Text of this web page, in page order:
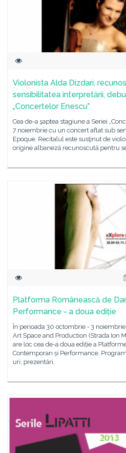
Violonista Alda Dizdari,
sensibilitatea interpretării,
„Concertelor Enescu”
Cea de-a şaptea stagiune a Seriei
7 noiembrie cu un concert aflat sub
Epoque. Recitalul este susţinut de
origine albaneză recunoscută pentru
Platforma Românească de
Performance - a doua ediție
În perioada 30 octombrie - 3
Art Space and Production (Strada Ion
are loc cea de-a doua ediție a
Contemporan și Performance.
uri, prezentări,